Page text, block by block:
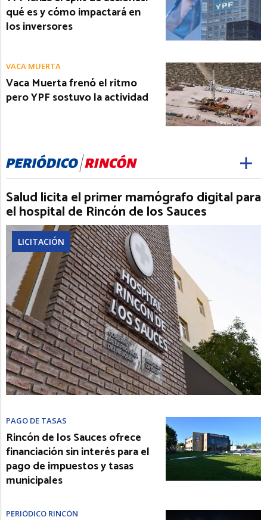
qué es y cómo impactará en
los inversores
VACA MUERTA
Vaca Muerta frenó el ritmo
pero YPF sostuvo la actividad
Salud licita el primer mamógrafo digital para
el hospital de Rincón de los Sauces
LICITACIÓN
PAGO DE TASAS
Rincón de los Sauces ofrece
financiación sin interés para el
pago de impuestos y tasas
municipales
PERIÓDICO RINCÓN